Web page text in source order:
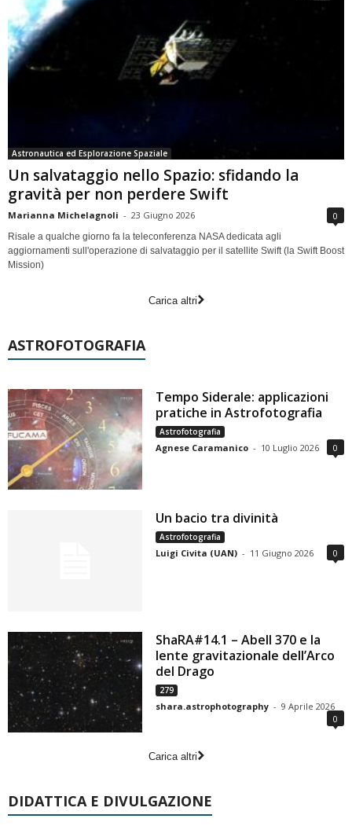
Astronautica ed Esplorazione Spaziale
Un salvataggio nello Spazio: sfidando la
gravità per non perdere Swift
Marianna Michelagnoli - 23 Giugno 2026 0
Risale a qualche giorno fa la teleconferenza NASA dedicata agli
aggiornamenti sull'operazione di salvataggio per il satellite Swift (la Swift Boost
Mission)
Carica altri
ASTROFOTOGRAFIA
Tempo Siderale: applicazioni
pratiche in Astrofotografia
Astrofotografia
Agnese Caramanico - 10 Luglio 2026 0
Un bacio tra divinità
Astrofotografia
Luigi Civita (UAN) - 11 Giugno 2026 0
ShaRA#14.1 – Abell 370 e la
lente gravitazionale dell’Arco
del Drago
279
shara.astrophotography - 9 Aprile 2026
0
Carica altri
DIDATTICA E DIVULGAZIONE